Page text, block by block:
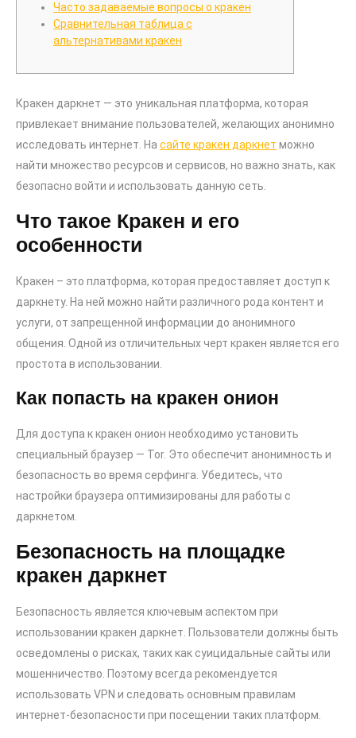
Часто задаваемые вопросы о кракен
Сравнительная таблица с
альтернативами кракен
Кракен даркнет — это уникальная платформа, которая
привлекает внимание пользователей, желающих анонимно
исследовать интернет. На сайте кракен даркнет можно
найти множество ресурсов и сервисов, но важно знать, как
безопасно войти и использовать данную сеть.
Что такое Кракен и его
особенности
Кракен – это платформа, которая предоставляет доступ к
даркнету. На ней можно найти различного рода контент и
услуги, от запрещенной информации до анонимного
общения. Одной из отличительных черт кракен является его
простота в использовании.
Как попасть на кракен онион
Для доступа к кракен онион необходимо установить
специальный браузер — Tor. Это обеспечит анонимность и
безопасность во время серфинга. Убедитесь, что
настройки браузера оптимизированы для работы с
даркнетом.
Безопасность на площадке
кракен даркнет
Безопасность является ключевым аспектом при
использовании кракен даркнет. Пользователи должны быть
осведомлены о рисках, таких как суицидальные сайты или
мошенничество. Поэтому всегда рекомендуется
использовать VPN и следовать основным правилам
интернет-безопасности при посещении таких платформ.